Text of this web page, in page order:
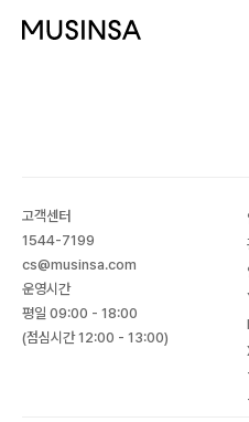
고객센터
1544-7199
cs@musinsa.com
운영시간
평일 09:00 - 18:00
(점심시간 12:00 - 13:00)